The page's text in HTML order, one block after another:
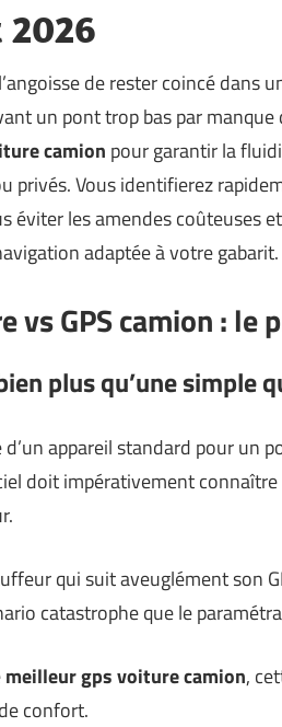
de rester coincé dans
un pont trop bas par
camion pour garantir la
privés. Vous identifierez
éviter les amendes coûteuses
adaptée à votre gabarit.
vs GPS camion :
plus qu’une simple
appareil standard pour un
doit impérativement connaître
qui suit aveuglément son
catastrophe que le
meilleur gps voiture camion,
confort.